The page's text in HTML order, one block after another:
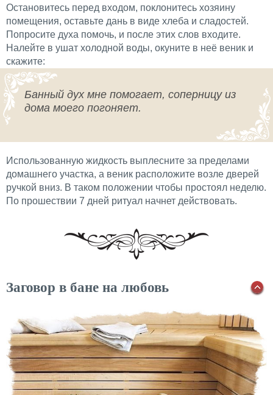
Остановитесь перед входом, поклонитесь хозяину
помещения, оставьте дань в виде хлеба и сладостей.
Попросите духа помочь, и после этих слов входите.
Налейте в ушат холодной воды, окуните в неё веник и
скажите:
Банный дух мне помогает, соперницу из
дома моего погоняет.
Использованную жидкость выплесните за пределами
домашнего участка, а веник расположите возле дверей
ручкой вниз. В таком положении чтобы простоял неделю.
По прошествии 7 дней ритуал начнет действовать.
Заговор в бане на любовь